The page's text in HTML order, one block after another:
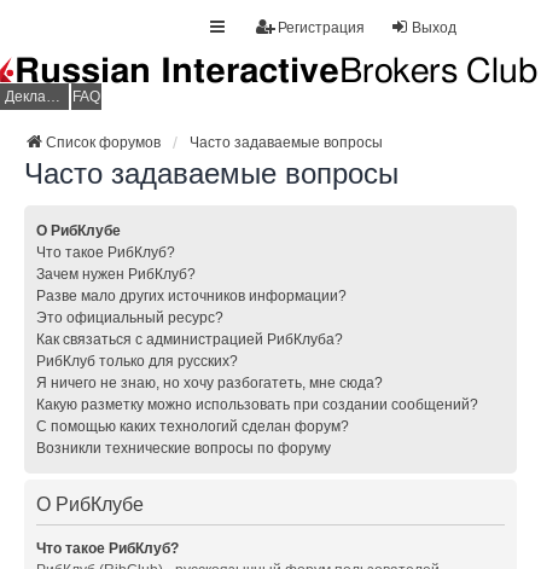
Выход
Регистрация
Декларация НДФЛ FAQ
Список форумов Часто задаваемые вопросы
Часто задаваемые вопросы
О РибКлубе
Что такое РибКлуб?
Зачем нужен РибКлуб?
Разве мало других источников информации?
Это официальный ресурс?
Как связаться с администрацией РибКлуба?
РибКлуб только для русских?
Я ничего не знаю, но хочу разбогатеть, мне сюда?
Какую разметку можно использовать при создании сообщений?
С помощью каких технологий сделан форум?
Возникли технические вопросы по форуму
О РибКлубе
Что такое РибКлуб?